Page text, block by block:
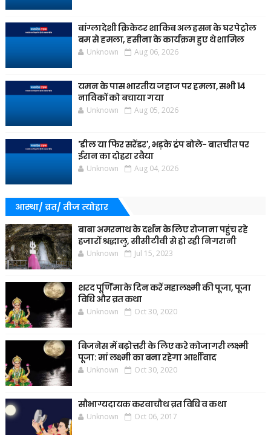
बांग्लादेशी क्रिकेटर शाकिब अल हसन के घर पेट्रोल
बम से हमला, हसीना के कार्यक्रम हुए थे शामिल
Unknown Aug 06, 2026
यमन के पास भारतीय जहाज पर हमला, सभी 14
नाविकों को बचाया गया
Unknown Aug 05, 2026
'डील या फिर सरेंडर', भड़के ट्रंप बोले- बातचीत पर
ईरान का दोहरा रवैया
Unknown Aug 04, 2026
आस्था/ व्रत/ तीज त्‍योहार
बाबा अमरनाथ के दर्शन के लिए रोजाना पहुंच रहे
हजारों श्रद्धालु, सीसीटीवी से हो रही निगरानी
Unknown Jul 15, 2023
शरद पूर्णिमा के दिन करें महालक्ष्मी की पूजा, पूजा
विधि और व्रत कथा
Unknown Oct 30, 2020
बिजनेस में बढ़ोत्तरी के लिए करे कोजागरी लक्ष्मी
पूजा: मां लक्ष्मी का बना रहेगा आर्शीवाद
Unknown Oct 30, 2020
सौभाग्यदायक करवाचौथ व्रत विधि व कथा
Unknown Oct 06, 2017